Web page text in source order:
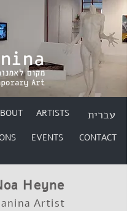
ARTISTS עברית
EVENTS CONTACT
Heyne
Artist